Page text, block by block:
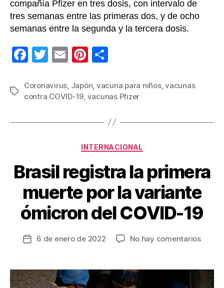
compañía Pfizer en tres dosis, con intervalo de
tres semanas entre las primeras dos, y de ocho
semanas entre la segunda y la tercera dosis.
F
c
e
b
k
T
tt
er
E
ail
Pi
er
e
st
m
p
ar
Etiquetas
Coronavirus, Japón, vacuna para niños,vacunas
contra COVID-19, vacunas Pfizer
Categorías
INTERNACIONAL
Brasil registra la primera
muerte por la variante
ómicron del COVID-19
Fecha
entrada
6 de enero de 2022 No hay comentariosen
la